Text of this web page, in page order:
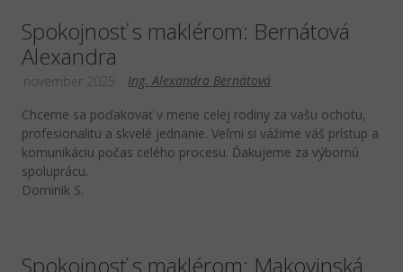
Spokojnosť s maklérom: Bernátová
Alexandra
Ing. Alexandra Bernátová
november 2025
Chceme sa poďakovať v mene celej rodiny za vašu ochotu,
profesionalitu a skvelé jednanie. Veľmi si vážime váš prístup a
komunikáciu počas celého procesu. Ďakujeme za výbornú
spoluprácu.
Dominik S.
Spokojnosť s maklérom: Makovinská